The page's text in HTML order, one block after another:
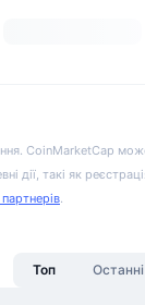
CoinMarketCap
дії, такі як
.
Топ Останні